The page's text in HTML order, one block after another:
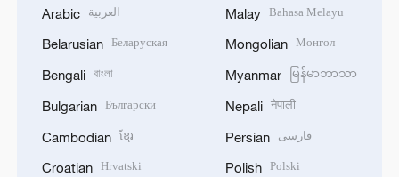
Arabic العربية
Belarusian Беларуская
Bengali বাংলা
Bulgarian Български
Cambodian ខ្មែរ
Croatian Hrvatski
Malay Bahasa Melayu
Mongolian Монгол
Myanmar မြန်မာဘာသာ
Nepali नेपाली
Persian فارسی
Polish Polski